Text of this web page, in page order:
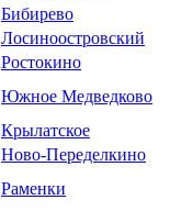
Бибирево
Лосиноостровский
Ростокино
Южное Медведково
Крылатское
Ново-Переделкино
Раменки